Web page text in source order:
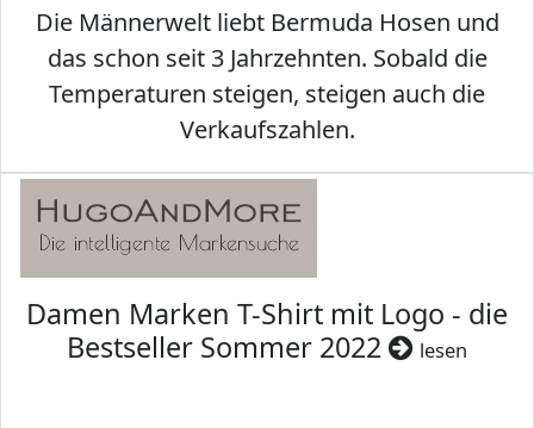
Die Männerwelt liebt Bermuda Hosen und
das schon seit 3 Jahrzehnten. Sobald die
Temperaturen steigen, steigen auch die
Verkaufszahlen.
Damen Marken T-Shirt mit Logo - die
Bestseller Sommer 2022
lesen